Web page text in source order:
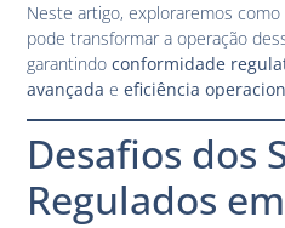
Neste artigo, exploraremos
pode transformar a operação
garantindoconformidade
avançada eeficiência
Desafios dos
Regulados